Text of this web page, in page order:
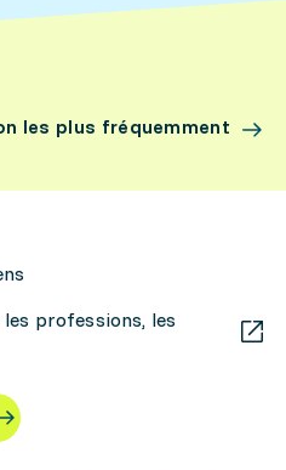
les plus fréquemment
professions, les